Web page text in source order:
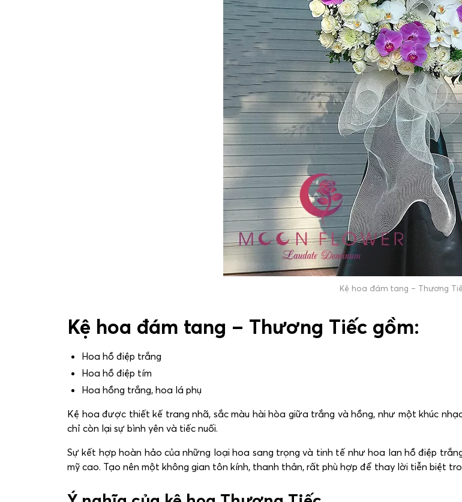
Kệ hoa đám tang – Thương
Kệ hoa đám tang – Thương Tiếc gồm:
Hoa hồ điệp trắng
Hoa hồ điệp tím
Hoa hồng trắng, hoa lá phụ
Kệ hoa được thiết kế trang nhã, sắc màu hài hòa giữa trắng và hồng, như một khúc
chỉ còn lại sự bình yên và tiếc nuối.
Sự kết hợp hoàn hảo của những loại hoa sang trọng và tinh tế như hoa lan hồ điệp
mỹ cao. Tạo nên một không gian tôn kính, thanh thản, rất phù hợp để thay lời tiễn biệt